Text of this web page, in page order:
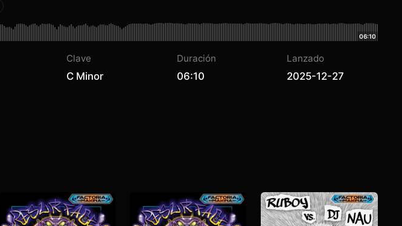
06:10
Clave
C Minor
Duración
06:10
Lanzado
2025-12-27